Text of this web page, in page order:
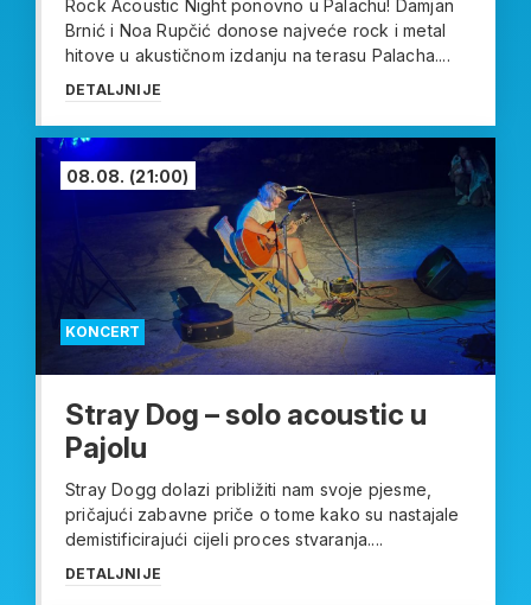
Rock Acoustic Night ponovno u Palachu! Damjan
Brnić i Noa Rupčić donose najveće rock i metal
hitove u akustičnom izdanju na terasu Palacha....
DETALJNIJE
KONCERT
08.08. (21:00)
Stray Dog – solo acoustic u
Pajolu
Stray Dogg dolazi približiti nam svoje pjesme,
pričajući zabavne priče o tome kako su nastajale
demistificirajući cijeli proces stvaranja....
DETALJNIJE